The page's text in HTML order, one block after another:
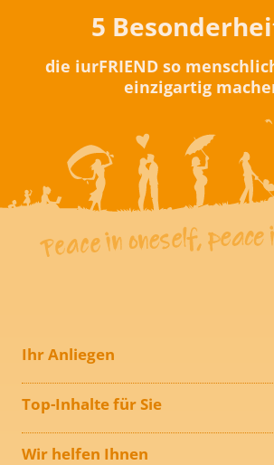
5
die iurFRIEND so
einzigartig
Ihr Anliegen
Top-Inhalte für Sie
Wir helfen Ihnen